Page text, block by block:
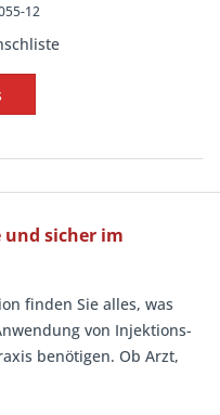
12
sicher im
finden Sie alles, was
von Injektions-
benötigen. Ob Arzt,